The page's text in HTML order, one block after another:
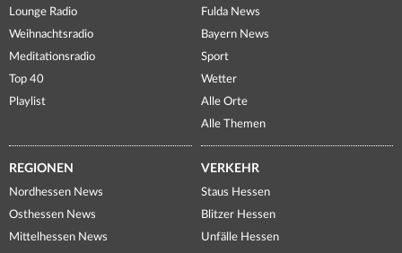
Lounge Radio
Weihnachtsradio
Meditationsradio
Top 40
Playlist
Fulda News
Bayern News
Sport
Wetter
Alle Orte
Alle Themen
REGIONEN
Nordhessen News
Osthessen News
Mittelhessen News
VERKEHR
Staus Hessen
Blitzer Hessen
Unfälle Hessen